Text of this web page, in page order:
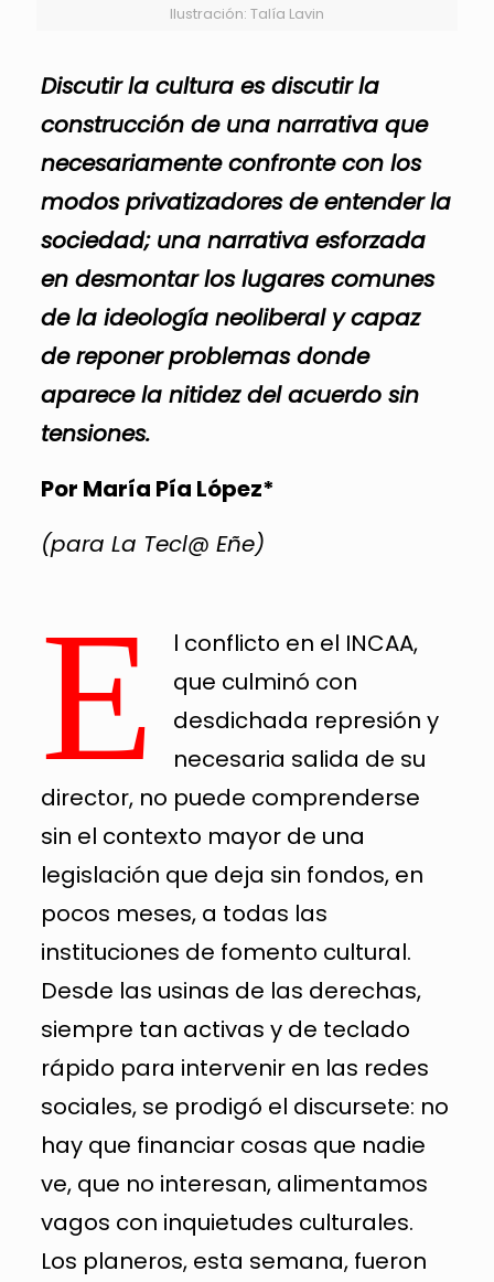
Ilustración: Talía Lavin
Discutir la cultura es discutir la
construcción de una narrativa que
necesariamente confronte con los
modos privatizadores de entender la
sociedad; una narrativa esforzada
en desmontar los lugares comunes
de la ideología neoliberal y capaz
de reponer problemas donde
aparece la nitidez del acuerdo sin
tensiones.
Por María Pía López*
(para La Tecl@ Eñe)
E
l conflicto en el INCAA,
que culminó con
desdichada represión y
necesaria salida de su
director, no puede comprenderse
sin el contexto mayor de una
legislación que deja sin fondos, en
pocos meses, a todas las
instituciones de fomento cultural.
Desde las usinas de las derechas,
siempre tan activas y de teclado
rápido para intervenir en las redes
sociales, se prodigó el discursete: no
hay que financiar cosas que nadie
ve, que no interesan, alimentamos
vagos con inquietudes culturales.
Los planeros, esta semana, fueron